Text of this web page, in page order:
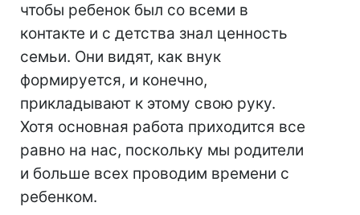
чтобы ребенок был со всеми в
контакте и с детства знал ценность
семьи. Они видят, как внук
формируется, и конечно,
прикладывают к этому свою руку.
Хотя основная работа приходится все
равно на нас, поскольку мы родители
и больше всех проводим времени с
ребенком.